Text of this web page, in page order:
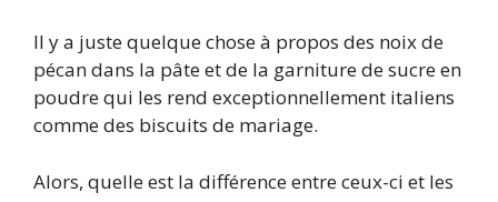
Il y a juste quelque chose à propos des noix de
pécan dans la pâte et de la garniture de sucre en
poudre qui les rend exceptionnellement italiens
comme des biscuits de mariage.
Alors, quelle est la différence entre ceux-ci et les